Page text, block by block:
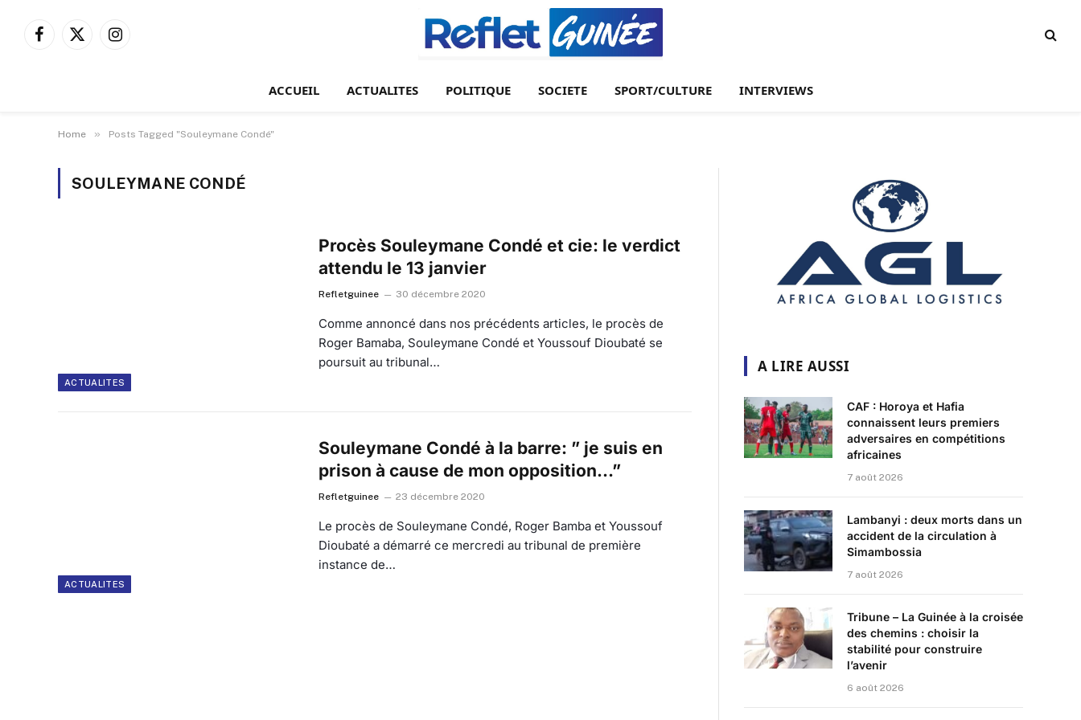
Facebook
X
Instagram
ACCUEIL ACTUALITES POLITIQUE SOCIETE SPORT/CULTURE INTERVIEWS
Home » Posts Tagged "Souleymane Condé"
SOULEYMANE CONDÉ
ACTUALITES
Procès Souleymane Condé et cie: le verdict
attendu le 13 janvier
Refletguinee 30 décembre 2020
Comme annoncé dans nos précédents articles, le procès de
Roger Bamaba, Souleymane Condé et Youssouf Dioubaté se
poursuit au tribunal…
ACTUALITES
Souleymane Condé à la barre: ” je suis en
prison à cause de mon opposition…”
Refletguinee 23 décembre 2020
Le procès de Souleymane Condé, Roger Bamba et Youssouf
Dioubaté a démarré ce mercredi au tribunal de première
instance de…
A LIRE AUSSI
CAF : Horoya et Hafia
connaissent leurs premiers
adversaires en compétitions
africaines
7 août 2026
Lambanyi : deux morts dans un
accident de la circulation à
Simambossia
7 août 2026
Tribune – La Guinée à la croisée
des chemins : choisir la
stabilité pour construire
l’avenir
6 août 2026